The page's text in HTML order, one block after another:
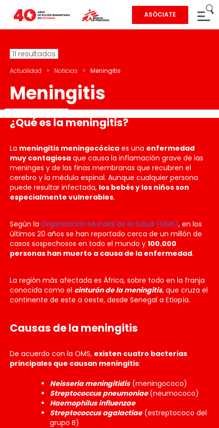
ASÓCIATE
11 resultados
Actualidad > Noticias > Meningitis
Meningitis
¿Qué es la meningitis?
La meningitis meningocócica es una enfermedad
muy contagiosa que causa la inflamación grave de las
meninges y de las finas membranas que recubren el
cerebro y la médula espinal. Aunque cualquier persona
puede resultar infectada, los bebés y los niños son
especialmente vulnerables.
Según la Organización Mundial de la Salud (OMS), en los
últimos 20 años se han reportado cerca de un millón de
casos sospechosos en todo el mundo y 100.000
personas han muerto a causa de la enfermedad.
La región más afectada es África, sobre todo en la franja
conocida como el cinturón de la meningitis, que cruza el
continente de este a oeste, desde Senegal a Etiopía.
Causas de la meningitis
De acuerdo con la OMS, existen cuatro bacterias
principales que causan meningitis:
Neisseria meningitidis(meningococo)
Streptococcus pneumoniae (neumococo)
Haemophilus influenzae
Streptococcus agalactiae (estreptococo del
grupo B)